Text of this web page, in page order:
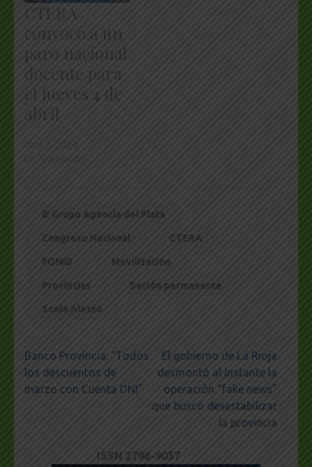
CTERA
convocó a un
paro nacional
docente para
el jueves 4 de
abril
© Grupo Agencia del Plata
Congreso Nacional CTERA
FONID Movilización
Provincias Sesión permanente
Sonia Alesso
Navegación
de
entradas
Banco Provincia: “Todos
los descuentos de
marzo con Cuenta DNI”
El gobierno de La Rioja
desmontó al instante la
operación “fake news”
que buscó desestabilizar
la provincia
ISSN 2796-9037